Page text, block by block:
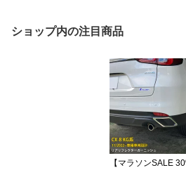
ショップ内の注目商品
【マラソンSALE